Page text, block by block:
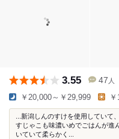
3.55 47 人
￥20,000～￥29,999
...新潟しんのすけを使用していて
すじゃこも味濃いめでごはんが進
いていて柔らかく...